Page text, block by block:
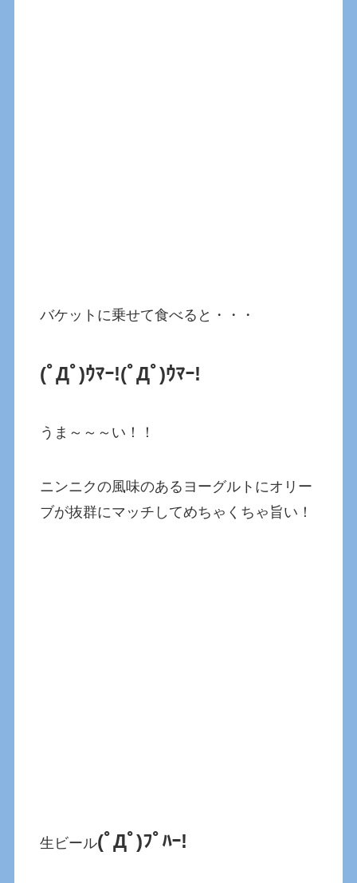
バケットに乗せて食べると・・・
(ﾟДﾟ)ｳﾏｰ!(ﾟДﾟ)ｳﾏｰ!
うま～～～い！！
ニンニクの風味のあるヨーグルトにオリー
ブが抜群にマッチしてめちゃくちゃ旨い！
生ビール(ﾟДﾟ)ﾌﾟﾊｰ!